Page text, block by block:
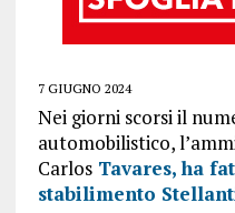
7 GIUGNO 2024
Nei giorni scorsi il
automobilistico,
CarlosTavares, ha
stabilimento